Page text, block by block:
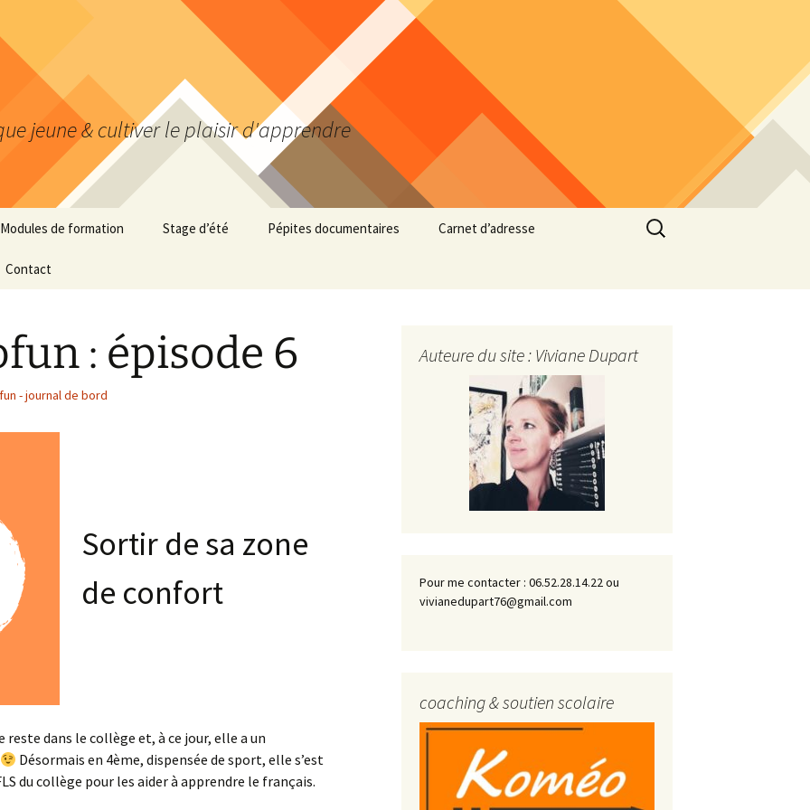
jeune & cultiver le plaisir d'apprendre
Modules de formation
Infos pratiques
Organisation au top !
Analyse au top !
Progrès au top !
Stage d’été Pépites documentaires
200 Religion
Carnet d’adresse
– le défi
astuces d’apprentissage
organisation et métier
d’élève
Master 1
Master 2
Contact
Rechercher :
: épisode 6
- journal de bord
Sortir de sa zone
de confort
reste dans le collège et, à ce jour, elle a un
Désormais en 4ème, dispensée de sport, elle s’est
du collège pour les aider à apprendre le français.
Auteure du site : Viviane Dupart
Pour me contacter : 06.52.28.14.22 ou
vivianedupart76@gmail.com
coaching & soutien scolaire